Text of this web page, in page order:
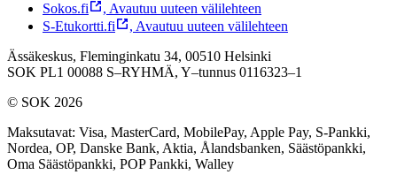
Sokos.fi
, Avautuu uuteen välilehteen
S-Etukortti.fi
, Avautuu uuteen välilehteen
Ässäkeskus, Fleminginkatu 34, 00510 Helsinki
SOK PL1 00088 S–RYHMÄ, Y–tunnus 0116323–1
© SOK 2026
Maksutavat: Visa, MasterCard, MobilePay, Apple Pay, S-Pankki,
Nordea, OP, Danske Bank, Aktia, Ålandsbanken, Säästöpankki,
Oma Säästöpankki, POP Pankki, Walley